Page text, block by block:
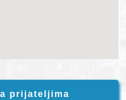
prijateljima